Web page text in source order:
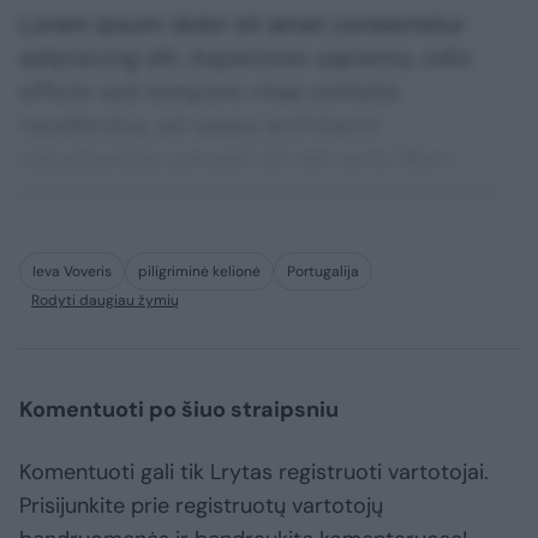
Ieva Voveris piligriminė kelionė
Portugalija
Rodyti daugiau žymių
Komentuoti po šiuo straipsniu
Komentuoti gali tik Lrytas registruoti vartotojai.
Prisijunkite prie registruotų vartotojų